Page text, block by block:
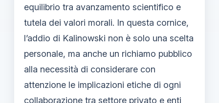
equilibrio tra avanzamento scientifico e
tutela dei valori morali. In questa cornice,
l’addio di Kalinowski non è solo una scelta
personale, ma anche un richiamo pubblico
alla necessità di considerare con
attenzione le implicazioni etiche di ogni
collaborazione tra settore privato e enti